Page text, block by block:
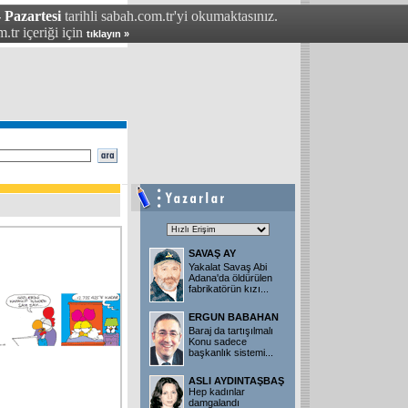
Pazartesi tarihli sabah.com.tr'yi okumaktasınız.
içeriği için tıklayın »
SAVAŞ AY
Yakalat Savaş Abi
Adana'da öldürülen
fabrikatörün kızı...
ERGUN BABAHAN
Baraj da tartışılmalı
Konu sadece
başkanlık sistemi...
ASLI AYDINTAŞBAŞ
Hep kadınlar
damgalandı